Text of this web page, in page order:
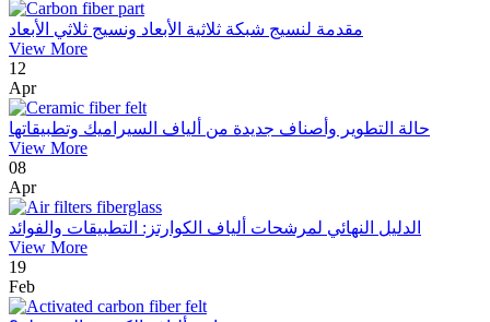
مقدمة لنسيج شبكة ثلاثية الأبعاد ونسيج ثلاثي الأبعاد
View More
12
Apr
حالة التطوير وأصناف جديدة من ألياف السيراميك وتطبيقاتها
View More
08
Apr
الدليل النهائي لمرشحات ألياف الكوارتز: التطبيقات والفوائد
View More
19
Feb